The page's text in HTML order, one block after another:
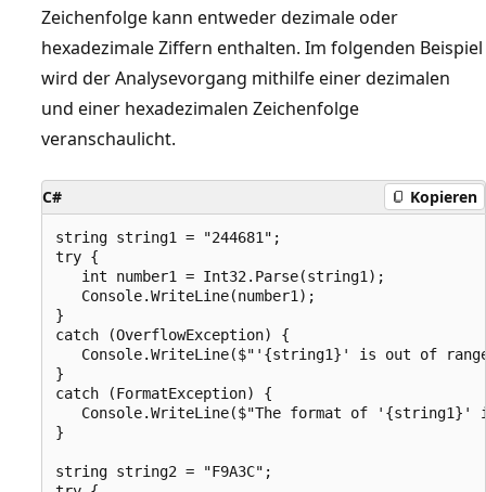
Zeichenfolge kann entweder dezimale oder
hexadezimale Ziffern enthalten. Im folgenden Beispiel
wird der Analysevorgang mithilfe einer dezimalen
und einer hexadezimalen Zeichenfolge
veranschaulicht.
C# Kopieren
string string1 = "244681";
try {
   int number1 = Int32.Parse(string1);
   Console.WriteLine(number1);
}
catch (OverflowException) {
Console.WriteLine($"'{string1}' is out of
}
catch (FormatException) {
Console.WriteLine($"The format of '{string1}'
}
string string2 = "F9A3C";